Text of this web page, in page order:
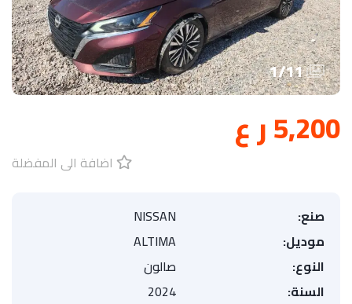
1/11
5,200 ر ع
اضافة الى المفضلة
صنع:
NISSAN
موديل:
ALTIMA
النوع:
صالون
السنة:
2024